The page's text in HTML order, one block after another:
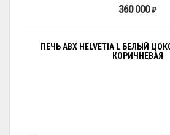
360 000₽
ПЕЧЬ ABX HELVETIA L БЕЛЫЙ
КОРИЧНЕВАЯ